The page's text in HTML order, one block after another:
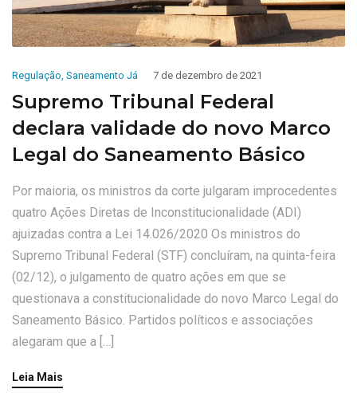
Regulação, Saneamento Já 7 de dezembro de 2021
Supremo Tribunal Federal
declara validade do novo Marco
Legal do Saneamento Básico
Por maioria, os ministros da corte julgaram improcedentes
quatro Ações Diretas de Inconstitucionalidade (ADI)
ajuizadas contra a Lei 14.026/2020 Os ministros do
Supremo Tribunal Federal (STF) concluíram, na quinta-feira
(02/12), o julgamento de quatro ações em que se
questionava a constitucionalidade do novo Marco Legal do
Saneamento Básico. Partidos políticos e associações
alegaram que a […]
Leia Mais